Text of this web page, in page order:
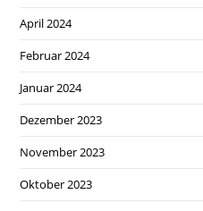
April 2024
Februar 2024
Januar 2024
Dezember 2023
November 2023
Oktober 2023